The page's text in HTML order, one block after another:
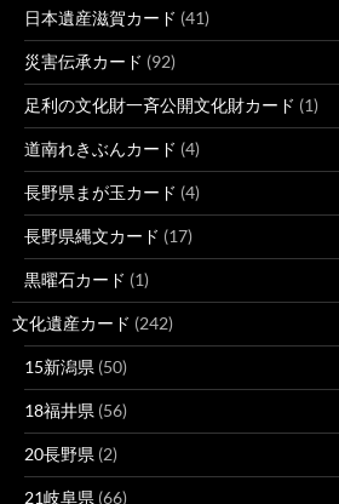
日本遺産滋賀カード (41)
災害伝承カード (92)
足利の文化財一斉公開文化財カード (1)
道南れきぶんカード (4)
長野県まが玉カード (4)
長野県縄文カード (17)
黒曜石カード (1)
文化遺産カード (242)
15新潟県 (50)
18福井県 (56)
20長野県 (2)
21岐阜県 (66)